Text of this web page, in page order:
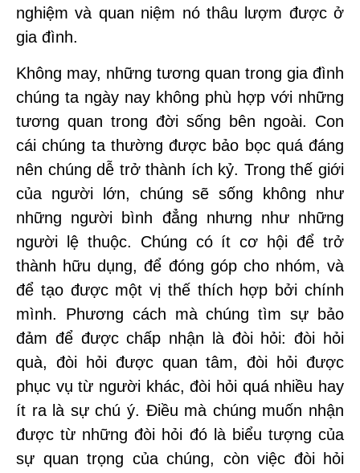
nghiệm và quan niệm nó thâu lượm được ở
gia đình.
Không may, những tương quan trong gia đình
chúng ta ngày nay không phù hợp với những
tương quan trong đời sống bên ngoài. Con
cái chúng ta thường được bảo bọc quá đáng
nên chúng dễ trở thành ích kỷ. Trong thế giới
của người lớn, chúng sẽ sống không như
những người bình đẳng nhưng như những
người lệ thuộc. Chúng có ít cơ hội để trở
thành hữu dụng, để đóng góp cho nhóm, và
để tạo được một vị thế thích hợp bởi chính
mình. Phương cách mà chúng tìm sự bảo
đảm để được chấp nhận là đòi hỏi: đòi hỏi
quà, đòi hỏi được quan tâm, đòi hỏi được
phục vụ từ người khác, đòi hỏi quá nhiều hay
ít ra là sự chú ý. Điều mà chúng muốn nhận
được từ những đòi hỏi đó là biểu tượng của
sự quan trọng của chúng, còn việc đòi hỏi